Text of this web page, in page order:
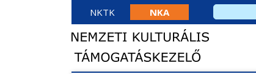
NKTK NKA